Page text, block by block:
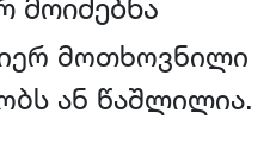
მოიძებნა
მოთხოვნილი
ან წაშლილია.